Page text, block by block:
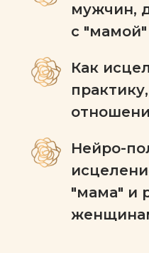
мужчин,
с "мамой"
Как
Нейро-
"мама" и